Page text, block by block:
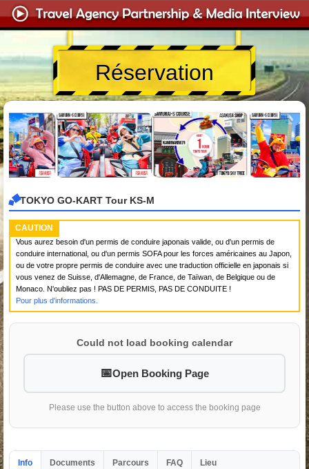
Réservation
TOKYO GO-KART Tour KS-M
CAUTION
Vous aurez besoin d'un permis de conduire japonais valide, ou d'un permis de
conduire international, ou d'un permis SOFA pour les forces américaines au Japon,
ou de votre propre permis de conduire avec une traduction officielle en japonais si
vous venez de Suisse, d'Allemagne, de France, de Taïwan, de Belgique ou de
Monaco. N'oubliez pas ! PAS DE PERMIS, PAS DE CONDUITE !
Pour plus d'informations.
Could not load booking calendar
Open Booking Page
Please use the button above to access the booking page
Info Documents Parcours FAQ Lieu